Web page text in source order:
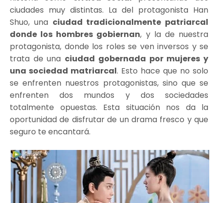
ciudades muy distintas. La del protagonista Han
Shuo, una ciudad tradicionalmente patriarcal
donde los hombres gobiernan, y la de nuestra
protagonista, donde los roles se ven inversos y se
trata de una ciudad gobernada por mujeres y
una sociedad matriarcal. Esto hace que no solo
se enfrenten nuestros protagonistas, sino que se
enfrenten dos mundos y dos sociedades
totalmente opuestas. Esta situación nos da la
oportunidad de disfrutar de un drama fresco y que
seguro te encantará.